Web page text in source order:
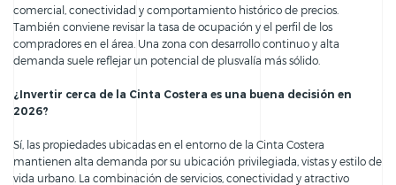
comercial, conectividad y comportamiento histórico de precios.
También conviene revisar la tasa de ocupación y el perfil de los
compradores en el área. Una zona con desarrollo continuo y alta
demanda suele reflejar un potencial de plusvalía más sólido.
¿Invertir cerca de la Cinta Costera es una buena decisión en
2026?
Sí, las propiedades ubicadas en el entorno de la Cinta Costera
mantienen alta demanda por su ubicación privilegiada, vistas y estilo de
vida urbano. La combinación de servicios, conectividad y atractivo